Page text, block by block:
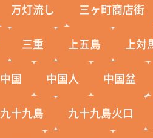
万灯流し 三ヶ町商店街
三重 上五島 上対
中国 中国人 中国盆
九十九島 九十九島火口